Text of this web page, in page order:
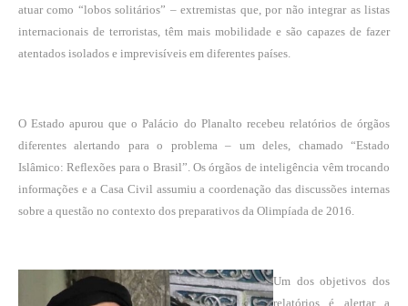
atuar como “lobos solitários” – extremistas que, por não integrar as listas
internacionais de terroristas, têm mais mobilidade e são capazes de fazer
atentados isolados e imprevisíveis em diferentes países.
O Estado apurou que o Palácio do Planalto recebeu relatórios de órgãos
diferentes alertando para o problema – um deles, chamado “Estado
Islâmico: Reflexões para o Brasil”. Os órgãos de inteligência vêm trocando
informações e a Casa Civil assumiu a coordenação das discussões internas
sobre a questão no contexto dos preparativos da Olimpíada de 2016.
Um dos objetivos dos
relatórios é alertar a